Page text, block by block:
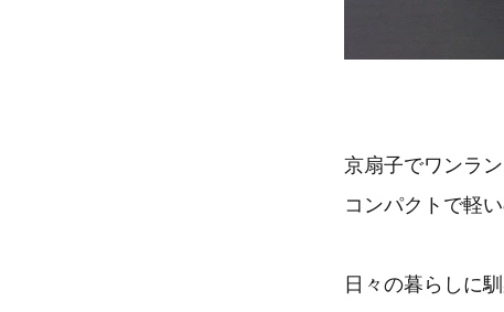
京扇子でワンラ
コンパクトで軽
日々の暮らしに